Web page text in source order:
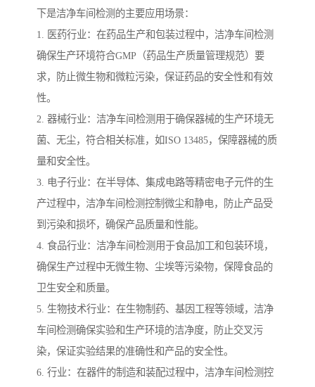
下是洁净车间检测的主要应用场景：
1. 医药行业：在药品生产和包装过程中，洁净车间检测
确保生产环境符合GMP（药品生产质量管理规范）要
求，防止微生物和微粒污染，保证药品的安全性和有效
性。
2. 器械行业：洁净车间检测用于确保器械的生产环境无
菌、无尘，符合相关标准，如ISO 13485，保障器械的质
量和安全性。
3. 电子行业：在半导体、集成电路等精密电子元件的生
产过程中，洁净车间检测控制微尘和静电，防止产品受
到污染和损坏，确保产品质量和性能。
4. 食品行业：洁净车间检测用于食品加工和包装环境，
确保生产过程中无微生物、尘埃等污染物，保障食品的
卫生安全和质量。
5. 生物技术行业：在生物制药、基因工程等领域，洁净
车间检测确保实验和生产环境的洁净度，防止交叉污
染，保证实验结果的准确性和产品的安全性。
6. 行业：在器件的制造和装配过程中，洁净车间检测控